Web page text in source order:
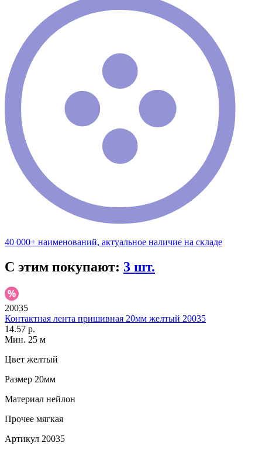
40 000+ наименований, актуальное наличие на складе
С этим покупают: 3 шт.
20035
Контактная лента пришивная 20мм желтый 20035
14.57 р.
Мин. 25 м
Цвет желтый
Размер 20мм
Материал нейлон
Прочее мягкая
Артикул 20035